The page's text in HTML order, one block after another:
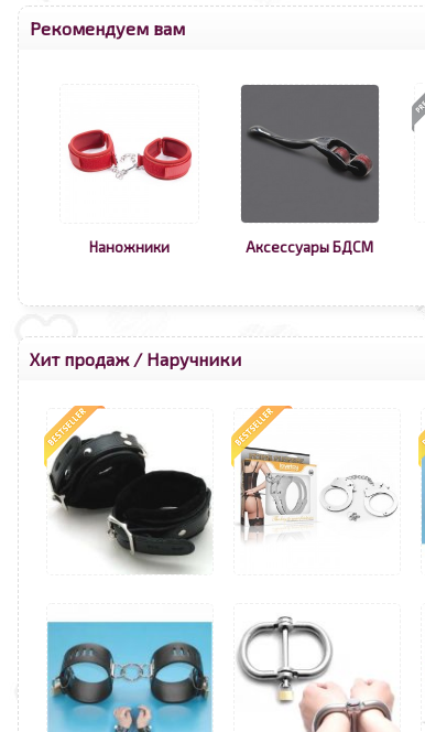
Рекомендуем вам
Наножники Аксессуары БДСМ
Хит продаж/ Наручники